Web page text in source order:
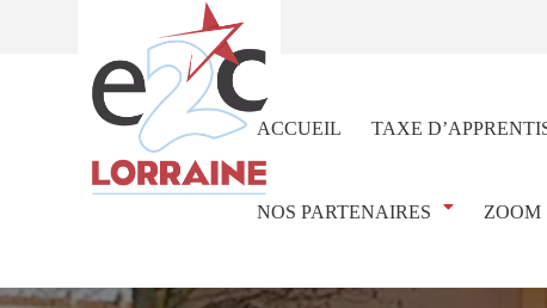
ACCUEIL TAXE
NOS PARTENAIRES ZOOM